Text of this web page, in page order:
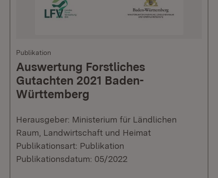
Publikation
Auswertung Forstliches
Gutachten 2021 Baden-
Württemberg
Herausgeber: Ministerium für Ländlichen
Raum, Landwirtschaft und Heimat
Publikationsart: Publikation
Publikationsdatum: 05/2022